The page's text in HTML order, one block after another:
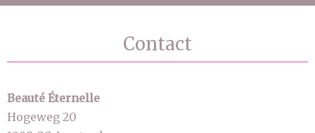
Contact
Beauté Éternelle
Hogeweg 20